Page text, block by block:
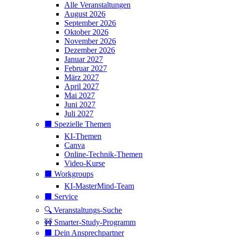
Alle Veranstaltungen
August 2026
September 2026
Oktober 2026
November 2026
Dezember 2026
Januar 2027
Februar 2027
März 2027
April 2027
Mai 2027
Juni 2027
Juli 2027
⬛️ Spezielle Themen
KI-Themen
Canva
Online-Technik-Themen
Video-Kurse
⬛️ Workgroups
KI-MasterMind-Team
⬛️ Service
🔍 Veranstaltungs-Suche
🚧 Smarter-Study-Programm
⬛️ Dein Ansprechpartner